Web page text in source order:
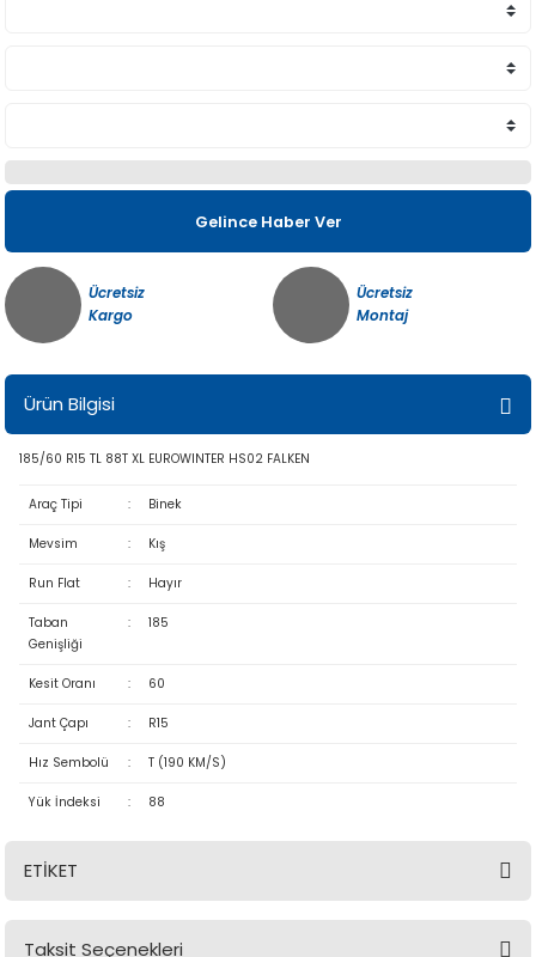
Gelince Haber Ver
Ücretsiz
Kargo
Ücretsiz
Montaj
Ürün Bilgisi
185/60 R15 TL 88T XL EUROWINTER HS02 FALKEN
Araç Tipi : Binek
Mevsim : Kış
Run Flat : Hayır
Taban
Genişliği
: 185
Kesit Oranı : 60
Jant Çapı : R15
Hız Sembolü : T (190 KM/S)
Yük İndeksi : 88
ETİKET
Taksit Seçenekleri